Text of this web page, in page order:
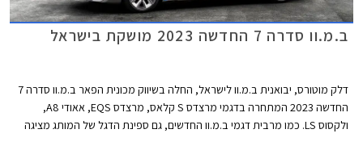
ב.מ.וו סדרה 7 החדשה 2023 מושקת בישראל
דלק מוטורס, יבואנית ב.מ.וו לישראל, החלה בשיווק מכונית הפאר ב.מ.וו סדרה 7
החדשה 2023 המתחרה בדגמי מרצדס S קלאס, מרצדס EQS, אאודי A8,
ולקסוס LS. כמו מרבית דגמי ב.מ.וו החדשים, גם ספינת הדגל של המותג מציגה